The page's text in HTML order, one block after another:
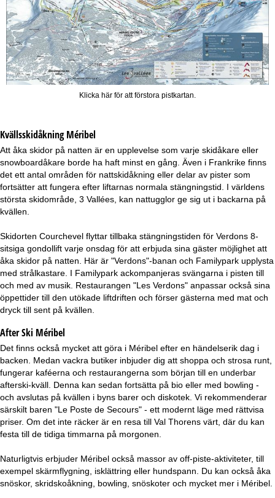
Klicka här för att förstora pistkartan.
KvällsskidåkningMéribel
Att åka skidor på natten är en upplevelse som varje skidåkare eller
snowboardåkare borde ha haft minst en gång. Även i Frankrike finns
det ett antal områden för nattskidåkning eller delar av pister som
fortsätter att fungera efter liftarnas normala stängningstid. I världens
största skidområde, 3 Vallées, kan nattugglor ge sig ut i backarna på
kvällen.
Skidorten Courchevel flyttar tillbaka stängningstiden för Verdons 8-
sitsiga gondollift varje onsdag för att erbjuda sina gäster möjlighet att
åka skidor på natten. Här är "Verdons"-banan och Familypark upplysta
med strålkastare. I Familypark ackompanjeras svängarna i pisten till
och med av musik. Restaurangen "Les Verdons" anpassar också sina
öppettider till den utökade liftdriften och förser gästerna med mat och
dryck till sent på kvällen.
After Ski Méribel
Det finns också mycket att göra i Méribel efter en händelserik dag i
backen. Medan vackra butiker inbjuder dig att shoppa och strosa runt,
fungerar kaféerna och restaurangerna som början till en underbar
afterski-kväll. Denna kan sedan fortsätta på bio eller med bowling -
och avslutas på kvällen i byns barer och diskotek. Vi rekommenderar
särskilt baren "Le Poste de Secours" - ett modernt läge med rättvisa
priser. Om det inte räcker är en resa till Val Thorens värt, där du kan
festa till de tidiga timmarna på morgonen.
Naturligtvis erbjuder Méribel också massor av off-piste-aktiviteter, till
exempel skärmflygning, isklättring eller hundspann. Du kan också åka
snöskor, skridskoåkning, bowling, snöskoter och mycket mer i Méribel.